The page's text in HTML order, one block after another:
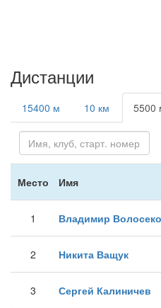
Дистанции
15400 м 10 км 5500
Место Имя
1 Владимир Волосеко
2 Никита Ващук
3 Сергей Калиничев